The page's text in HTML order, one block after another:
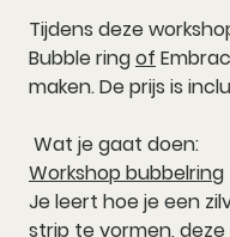
Tijdens deze
Bubble ringof
maken. De prijs is
Wat je gaat doen:
Workshop bubbelring
Je leert hoe je een
strip te vormen,